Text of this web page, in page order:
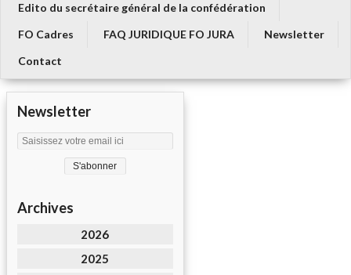
Edito du secrétaire général de la confédération
FO Cadres
FAQ JURIDIQUE FO JURA
Newsletter
Contact
Newsletter
Archives
2026
2025